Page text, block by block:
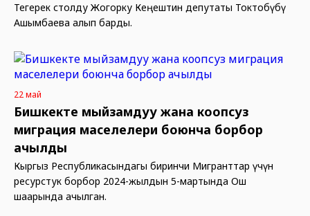
Тегерек столду Жогорку Кеңештин депутаты Токтобүбү
Ашымбаева алып барды.
22 май
Бишкекте мыйзамдуу жана коопсуз
миграция маселелери боюнча борбор
ачылды
Кыргыз Республикасындагы биринчи Мигранттар үчүн
ресурстук борбор 2024-жылдын 5-мартында Ош
шаарында ачылган.